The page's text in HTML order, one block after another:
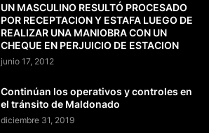
UN MASCULINO RESULTÓ PROCESADO
POR RECEPTACION Y ESTAFA LUEGO DE
REALIZAR UNA MANIOBRA CON UN
CHEQUE EN PERJUICIO DE ESTACION
junio 17, 2012
Continúan los operativos y controles en
el tránsito de Maldonado
diciembre 31, 2019